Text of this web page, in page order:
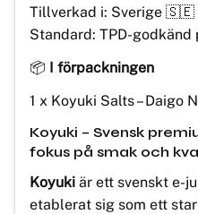
Tillverkad i: Sverige 🇸🇪
Standard: TPD-godkänd
📦 I förpackningen
1 x Koyuki Salts – Daigo
Koyuki – Svensk
fokus på smak och
Koyuki är ett svenskt e-
etablerat sig som ett